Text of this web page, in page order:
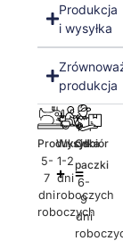
Produkcja
i wysyłka
produkcja
Produkcja
5-
7
dni
roboczych
Wysyłka
1-2
dni
roboczych
Odbiór
paczki
6-
9
dni